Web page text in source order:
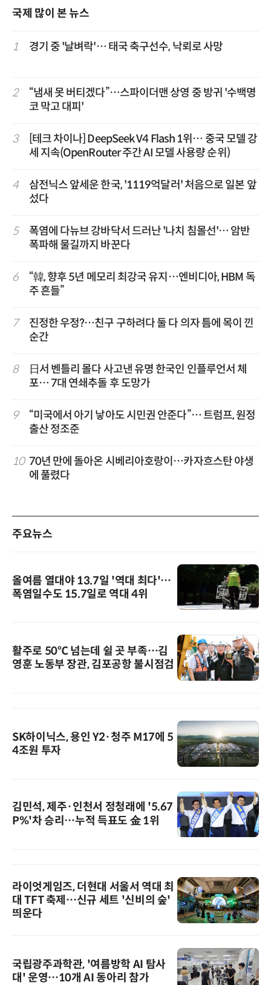
국제 많이 본 뉴스
1 경기 중 '날벼락'… 태국 축구선수, 낙뢰로 사망
2
“냄새 못 버티겠다”…스파이더맨 상영 중 방귀 '수백명
코 막고 대피'
3
[테크 차이나] DeepSeek V4 Flash 1위… 중국 모델 강
세 지속(OpenRouter 주간 AI 모델 사용량 순위)
4
삼전닉스 앞세운 한국, '1119억달러' 처음으로 일본 앞
섰다
5
폭염에 다뉴브 강바닥서 드러난 '나치 침몰선'… 암반
폭파해 물길까지 바꾼다
6
“韓, 향후 5년 메모리 최강국 유지…엔비디아, HBM 독
주 흔들”
7
진정한 우정?…친구 구하려다 둘 다 의자 틈에 목이 낀
순간
8
日서 벤틀리 몰다 사고낸 유명 한국인 인플루언서 체
포… 7대 연쇄추돌 후 도망가
9
“미국에서 아기 낳아도 시민권 안준다”… 트럼프, 원정
출산 정조준
10 70년 만에 돌아온 시베리아호랑이…카자흐스탄 야생
에 풀렸다
주요뉴스
올여름 열대야 13.7일 '역대 최다'…
폭염일수도 15.7일로 역대 4위
활주로 50℃ 넘는데 쉴 곳 부족…김
영훈 노동부 장관, 김포공항 불시점검
SK하이닉스, 용인 Y2·청주 M17에 5
4조원 투자
김민석, 제주·인천서 정청래에 '5.67
P%'차 승리…누적 득표도 金 1위
라이엇게임즈, 더현대 서울서 역대 최
대 TFT 축제…신규 세트 '신비의 숲'
띄운다
국립광주과학관, '여름방학 AI 탐사
대' 운영…10개 AI 동아리 참가